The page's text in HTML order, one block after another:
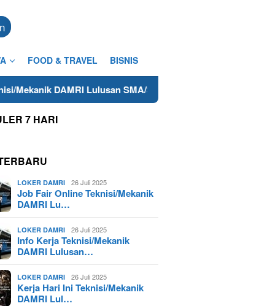
FOOD & TRAVEL BISNIS
SMA/SMK Terdekat di Cilacap Tahun 2025
7 HARI
LOKER DAMRI 26 Juli 2025
Job Fair Online Teknisi/Mekanik
DAMRI Lu…
LOKER DAMRI 26 Juli 2025
Info Kerja Teknisi/Mekanik
DAMRI Lulusan…
LOKER DAMRI 26 Juli 2025
Kerja Hari Ini Teknisi/Mekanik
DAMRI Lul…